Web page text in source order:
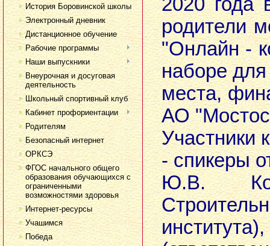
История Боровинской школы
Электронный дневник
Дистанционное обучение
Рабочие программы
Наши выпускники
Внеурочная и досуговая
деятельность
Школьный спортивный клуб
Кабинет профориентации
Родителям
Безопасный интернет
ОРКСЭ
ФГОС начального общего
образования обучающихся с
ограниченными
возможностями здоровья
Интернет-ресурсы
Учашимся
Победа
родители
"Онлайн -
наборе
места,
АО
Участники
- спикеры
Ю.В.